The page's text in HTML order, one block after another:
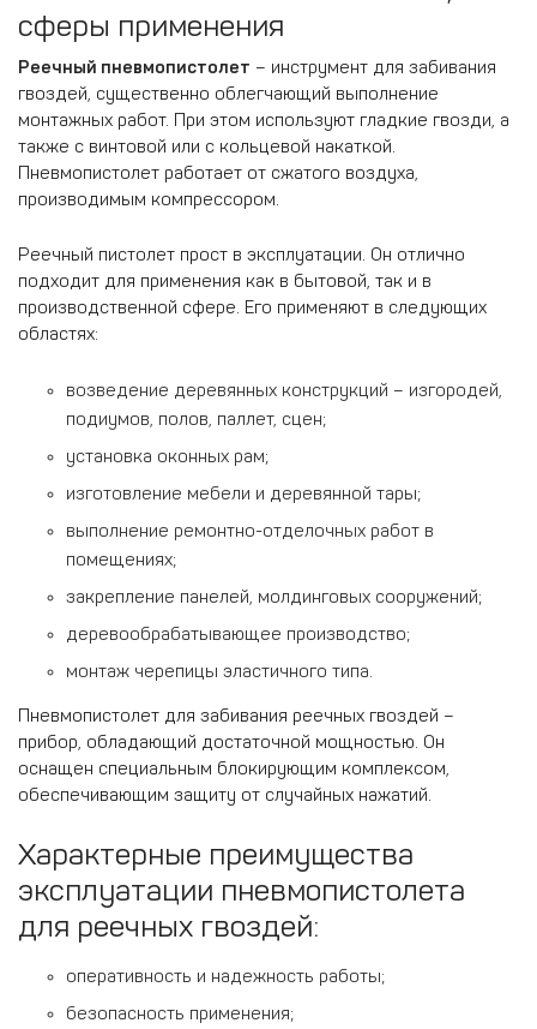
сферы применения
Реечный пневмопистолет – инструмент для забивания
гвоздей, существенно облегчающий выполнение
монтажных работ. При этом используют гладкие гвозди, а
также с винтовой или с кольцевой накаткой.
Пневмопистолет работает от сжатого воздуха,
производимым компрессором.
Реечный пистолет прост в эксплуатации. Он отлично
подходит для применения как в бытовой, так и в
производственной сфере. Его применяют в следующих
областях:
возведение деревянных конструкций – изгородей,
подиумов, полов, паллет, сцен;
установка оконных рам;
изготовление мебели и деревянной тары;
выполнение ремонтно-отделочных работ в
помещениях;
закрепление панелей, молдинговых сооружений;
деревообрабатывающее производство;
монтаж черепицы эластичного типа.
Пневмопистолет для забивания реечных гвоздей –
прибор, обладающий достаточной мощностью. Он
оснащен специальным блокирующим комплексом,
обеспечивающим защиту от случайных нажатий.
Характерные преимущества
эксплуатации пневмопистолета
для реечных гвоздей:
оперативность и надежность работы;
безопасность применения;